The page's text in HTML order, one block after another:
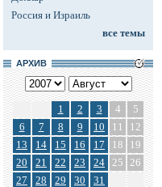
Россия и Израиль
все темы
АРХИВ
1 2 3 4
5
6
7 8 9 10 11
12
13
14 15 16 17 18
19
20
21 22 23 24 25 26
27
28 29 30 31